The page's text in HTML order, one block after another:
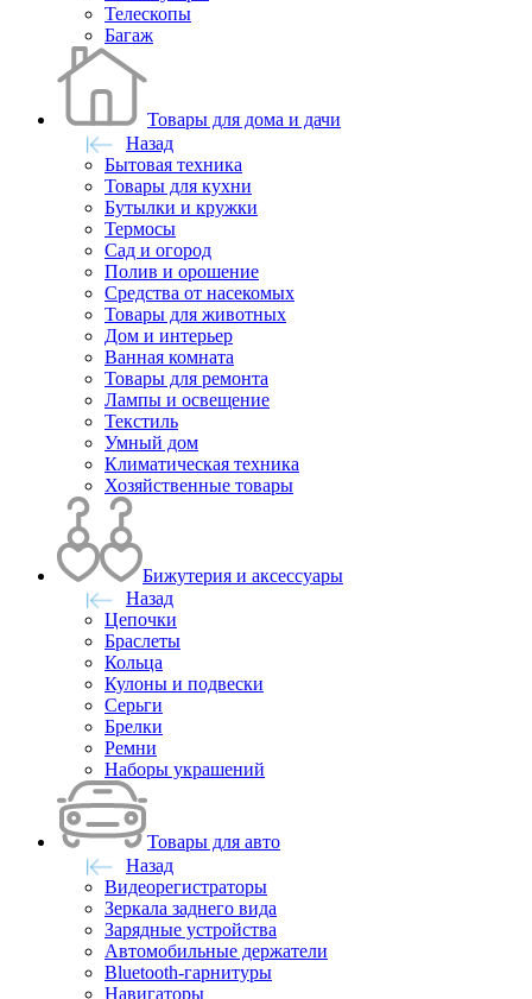
Телескопы
Багаж
Товары для дома и дачи
Назад
Бытовая техника
Товары для кухни
Бутылки и кружки
Термосы
Сад и огород
Полив и орошение
Средства от насекомых
Товары для животных
Дом и интерьер
Ванная комната
Товары для ремонта
Лампы и освещение
Текстиль
Умный дом
Климатическая техника
Хозяйственные товары
Бижутерия и аксессуары
Назад
Цепочки
Браслеты
Кольца
Кулоны и подвески
Серьги
Брелки
Ремни
Наборы украшений
Товары для авто
Назад
Видеорегистраторы
Зеркала заднего вида
Зарядные устройства
Автомобильные держатели
Bluetooth-гарнитуры
Навигаторы